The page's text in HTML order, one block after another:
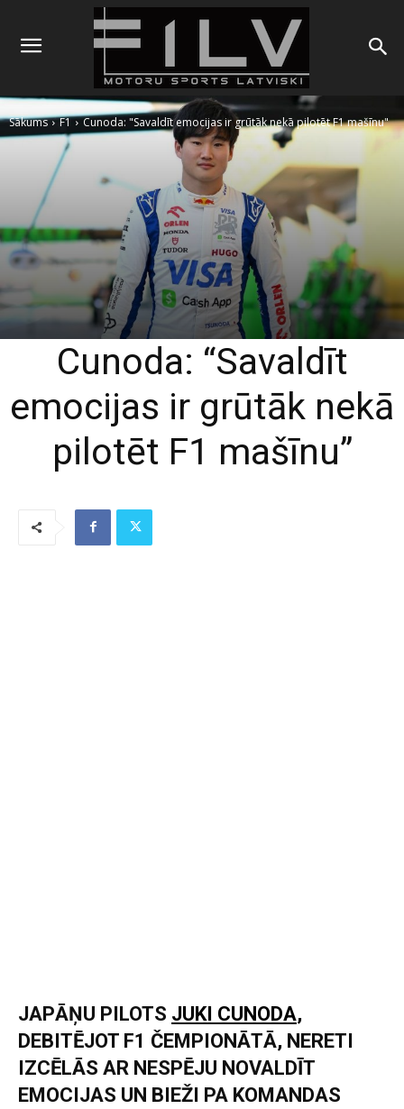
Sākums F1 Cunoda: "Savaldīt emocijas ir grūtāk nekā pilotēt F1 mašīnu"
Cunoda: “Savaldīt
emocijas ir grūtāk nekā
pilotēt F1 mašīnu”
JAPĀŅU PILOTS JUKI CUNODA,
DEBITĒJOT F1 ČEMPIONĀTĀ, NERETI
IZCĒLĀS AR NESPĒJU NOVALDĪT
EMOCIJAS UN BIEŽI PA KOMANDAS